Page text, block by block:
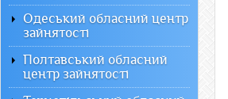
Одеський обласний центр
зайнятості
Полтавський обласний
центр зайнятості